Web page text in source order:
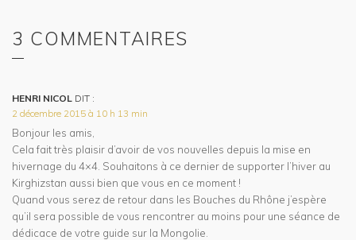
3 COMMENTAIRES
HENRI NICOL DIT :
2 décembre 2015 à 10 h 13 min
Bonjour les amis,
Cela fait très plaisir d’avoir de vos nouvelles depuis la mise en
hivernage du 4×4. Souhaitons à ce dernier de supporter l’hiver au
Kirghizstan aussi bien que vous en ce moment !
Quand vous serez de retour dans les Bouches du Rhône j’espère
qu’il sera possible de vous rencontrer au moins pour une séance de
dédicace de votre guide sur la Mongolie.